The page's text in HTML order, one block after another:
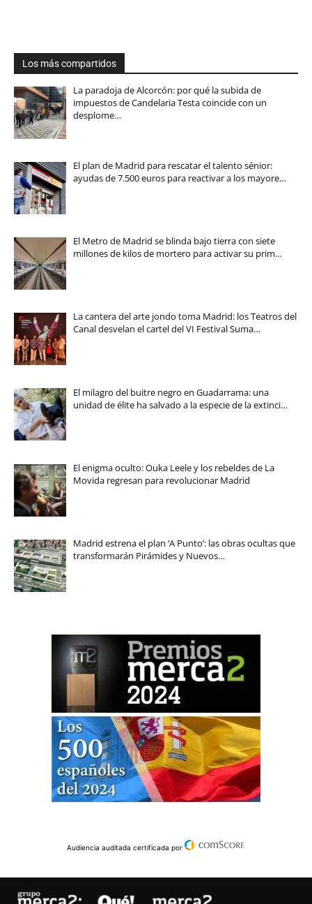
Los más compartidos
La paradoja de Alcorcón: por qué la subida de
impuestos de Candelaria Testa coincide con un
desplome…
El plan de Madrid para rescatar el talento sénior:
ayudas de 7.500 euros para reactivar a los mayore…
El Metro de Madrid se blinda bajo tierra con siete
millones de kilos de mortero para activar su prim…
La cantera del arte jondo toma Madrid: los Teatros del
Canal desvelan el cartel del VI Festival Suma…
El milagro del buitre negro en Guadarrama: una
unidad de élite ha salvado a la especie de la extinci…
El enigma oculto: Ouka Leele y los rebeldes de La
Movida regresan para revolucionar Madrid
Madrid estrena el plan ‘A Punto’: las obras ocultas que
transformarán Pirámides y Nuevos…
Audiencia auditada certificada por